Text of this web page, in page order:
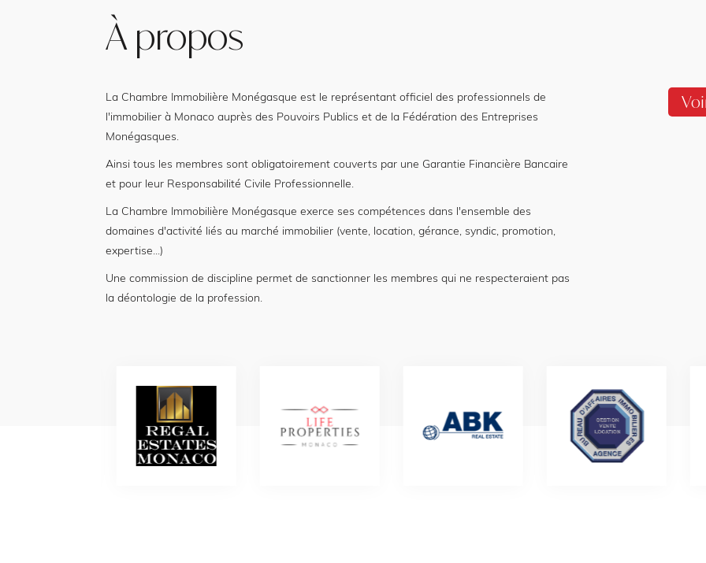
À propos
La Chambre Immobilière Monégasque est le représentant officiel des professionnels de
l'immobilier à Monaco auprès des Pouvoirs Publics et de la Fédération des Entreprises
Monégasques.
Ainsi tous les membres sont obligatoirement couverts par une Garantie Financière Bancaire
et pour leur Responsabilité Civile Professionnelle.
La Chambre Immobilière Monégasque exerce ses compétences dans l'ensemble des
domaines d'activité liés au marché immobilier (vente, location, gérance, syndic, promotion,
expertise...)
Une commission de discipline permet de sanctionner les membres qui ne respecteraient pas
la déontologie de la profession.